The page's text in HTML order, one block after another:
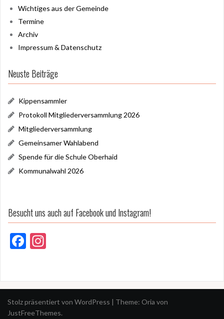
Wichtiges aus der Gemeinde
Termine
Archiv
Impressum & Datenschutz
Neuste Beiträge
Kippensammler
Protokoll Mitgliederversammlung 2026
Mitgliederversammlung
Gemeinsamer Wahlabend
Spende für die Schule Oberhaid
Kommunalwahl 2026
Besucht uns auch auf Facebook und Instagram!
F
b
o
gr
a
Stolz präsentiert von WordPress | Theme: Oria von
JustFreeThemes.